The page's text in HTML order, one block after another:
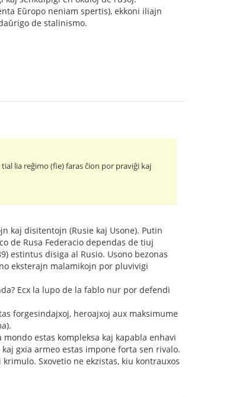
Eŭropo neniam spertis), ekkoni iliajn
de stalinismo.
lia reĝimo (fie) faras ĉion por praviĝi kaj
kaj disitentojn (Rusie kaj Usone). Putin
de Rusa Federacio dependas de tiuj
estintus disiga al Rusio. Usono bezonas
eksterajn malamikojn por pluvivigi
Ecx la lupo de la fablo nur por defendi
forgesindajxoj, heroajxoj aux maksimume
estas kompleksa kaj kapabla enhavi
gxia armeo estas impone forta sen rivalo.
Sxovetio ne ekzistas, kiu kontrauxos